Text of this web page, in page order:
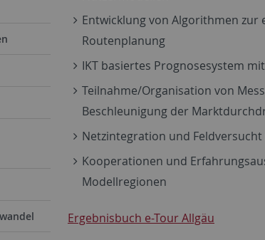
Entwicklung von Algorithmen
Routenplanung
IKT basiertes Prognosesystem
Teilnahme/Organisation von
Beschleunigung der
Netzintegration und
Kooperationen und
Modellregionen
Ergebnisbuch e-Tour Allgäu